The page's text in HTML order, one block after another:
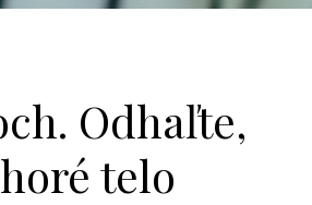
Odhaľte,
telo